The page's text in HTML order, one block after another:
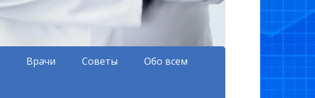
Врачи Советы Обо всем